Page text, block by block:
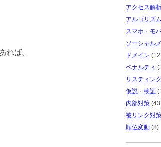
れば。
アクセス解
アルゴリズム
スマホ・モ
ソーシャル
ドメイン
ペナルティ
リスティン
仮説・検証
内部対策
被リンク対
順位変動(8)